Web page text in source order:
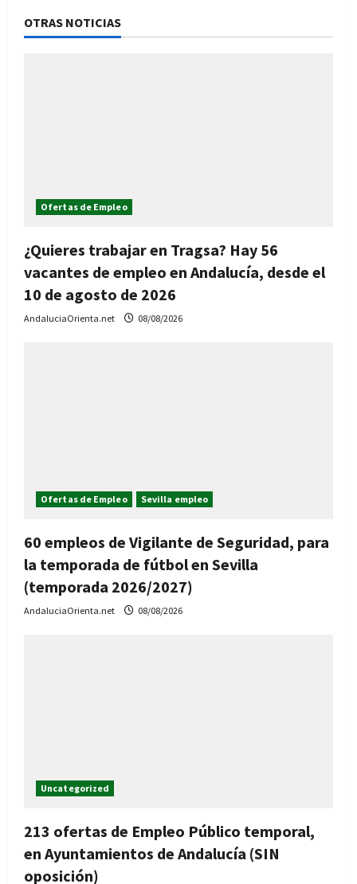
OTRAS NOTICIAS
Ofertas de Empleo
¿Quieres trabajar en Tragsa? Hay 56
vacantes de empleo en Andalucía, desde el
10 de agosto de 2026
AndaluciaOrienta.net 08/08/2026
Ofertas de Empleo Sevilla empleo
60 empleos de Vigilante de Seguridad, para
la temporada de fútbol en Sevilla
(temporada 2026/2027)
AndaluciaOrienta.net 08/08/2026
Uncategorized
213 ofertas de Empleo Público temporal,
en Ayuntamientos de Andalucía (SIN
oposición)